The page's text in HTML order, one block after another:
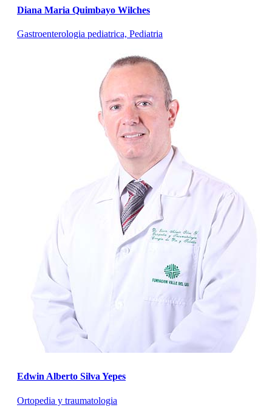
Diana Maria Quimbayo Wilches
Gastroenterologia pediatrica, Pediatria
Edwin Alberto Silva Yepes
Ortopedia y traumatologia